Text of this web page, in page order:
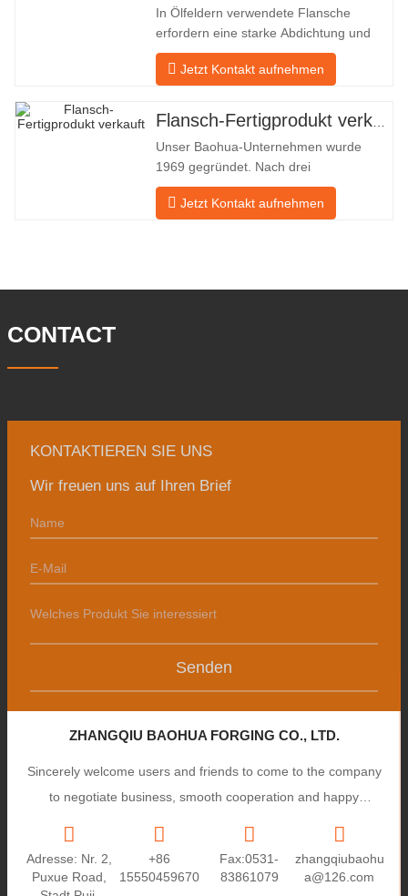
In Ölfeldern verwendete Flansche
erfordern eine starke Abdichtung und
hohe Qualität. Unser Unternehmen in
Baohua verarbeitet seit vielen Jahren
indirekt ins Ausland – nach Deutschland
und Russland. Da die inländische
Industrie nicht ideal ist, möchten wir
Jetzt Kontakt aufnehmen
Flansch-Fertigprodukt verkauft
Unser Baohua-Unternehmen wurde
1969 gegründet. Nach drei
Generationen harter Arbeit umfasst es
nun eine Fläche von 50.000 ㎡ und
von Schmiedestücken beträgt 30.000
Jetzt Kontakt aufnehmen
CONTACT
KONTAKTIEREN SIE UNS
Wir freuen uns auf Ihren Brief
Senden
ZHANGQIU BAOHUA FORGING CO., LTD.
Sincerely welcome users and friends to come to the company
to negotiate business, smooth cooperation and happy
Adresse: Nr. 2,
Puxue Road,
+86
15550459670
Fax:0531-
83861079
zhangqiubaohu
a@126.com